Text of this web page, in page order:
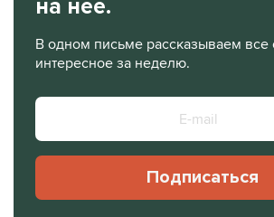
на нее.
В одном письме рассказываем все
интересное за неделю.
Подписаться